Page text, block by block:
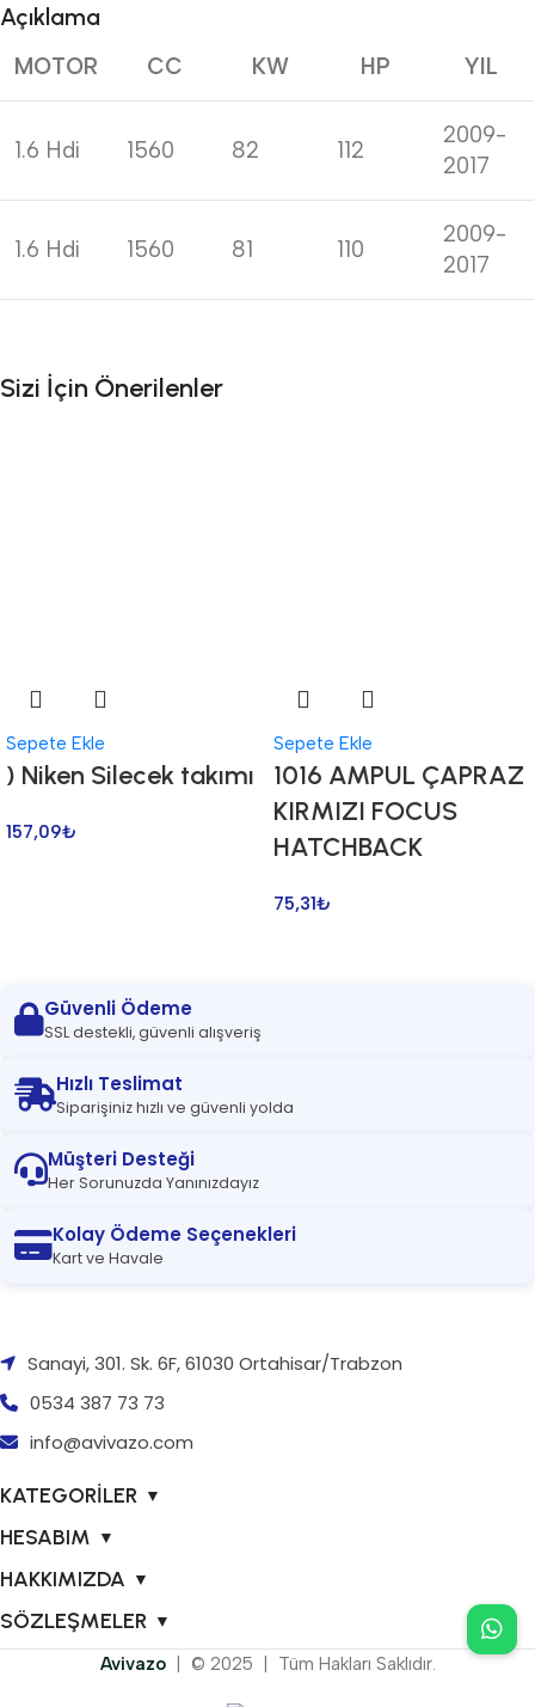
Açıklama
MOTOR CC KW HP YIL
1.6 Hdi 1560 82 112
2009-
2017
1.6 Hdi 1560 81 110
2009-
2017
Sizi İçin Önerilenler
Sepete Ekle
) Niken Silecek takımı
157,09₺
Sepete Ekle
1016 AMPUL ÇAPRAZ
KIRMIZI FOCUS
HATCHBACK
75,31₺
Güvenli Ödeme
SSL destekli, güvenli alışveriş
Hızlı Teslimat
Siparişiniz hızlı ve güvenli yolda
Müşteri Desteği
Her Sorunuzda Yanınızdayız
Kolay Ödeme Seçenekleri
Kart ve Havale
Sanayi, 301. Sk. 6F, 61030 Ortahisar/Trabzon
0534 387 73 73
info@avivazo.com
KATEGORİLER ▼
HESABIM ▼
HAKKIMIZDA ▼
SÖZLEŞMELER ▼
Avivazo | © 2025 | Tüm Hakları Saklıdır.